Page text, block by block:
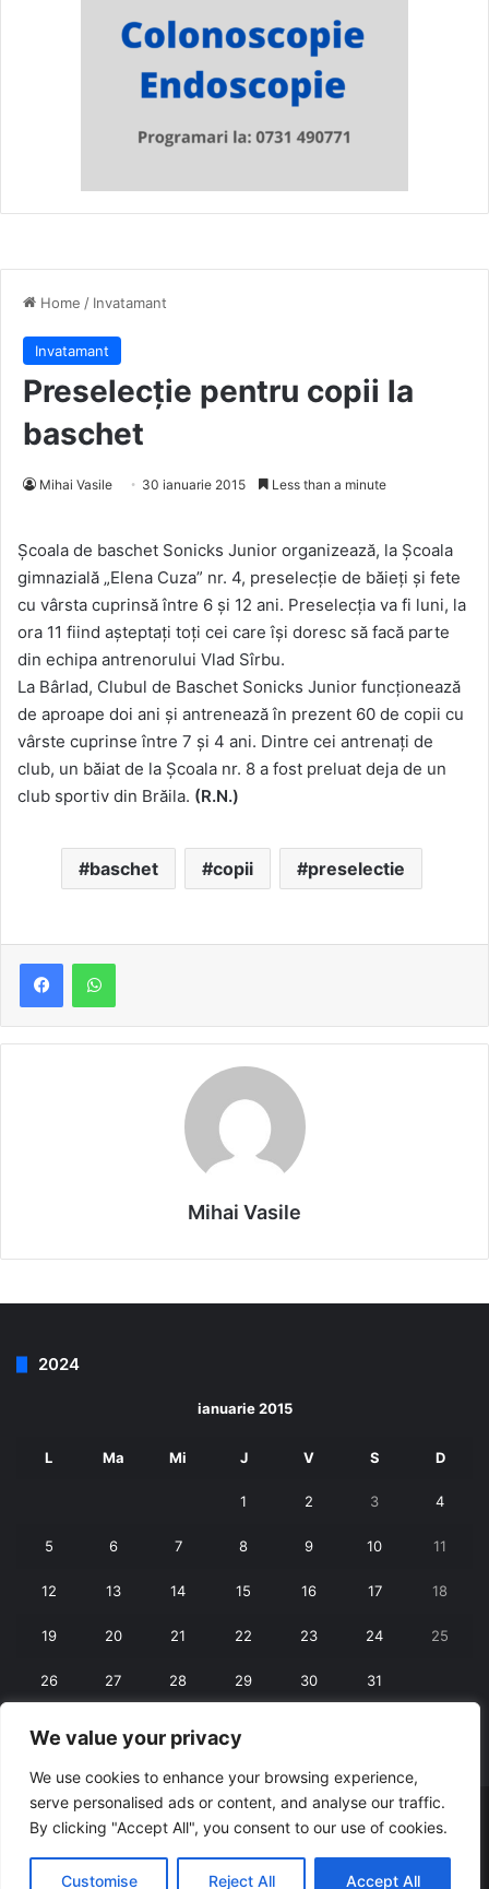
We value your privacy
We use cookies to enhance your browsing experience,
serve personalised ads or content, and analyse our traffic.
By clicking "Accept All", you consent to our use of cookies.
Customise Reject All Accept All
Home / Invatamant
Invatamant
Preselecție pentru copii la
baschet
Mihai Vasile 30 ianuarie 2015 Less than a minute
Școala de baschet Sonicks Junior organizează, la Școala
gimnazială „Elena Cuza” nr. 4, preselecție de băieți și fete
cu vârsta cuprinsă între 6 și 12 ani. Preselecția va fi luni, la
ora 11 fiind așteptați toți cei care își doresc să facă parte
din echipa antrenorului Vlad Sîrbu.
La Bârlad, Clubul de Baschet Sonicks Junior funcționează
de aproape doi ani și antrenează în prezent 60 de copii cu
vârste cuprinse între 7 și 4 ani. Dintre cei antrenați de
club, un băiat de la Școala nr. 8 a fost preluat deja de un
club sportiv din Brăila. (R.N.)
baschet copii preselectie
Mihai Vasile
2024
ianuarie 2015
L Ma Mi J V S D
1 2 3 4
5 6 7 8 9 10 11
12 13 14 15 16 17 18
19 20 21 22 23 24 25
26 27 28 29 30 31
« dec. feb. »
© Copyright 2026, All Rights Reserved | RexNet
Facebook